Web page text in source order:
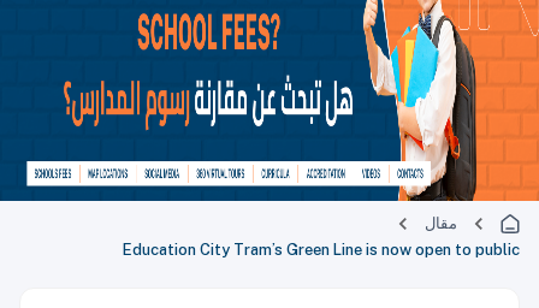
مقال
Education City Tram’s Green Line is now open to public